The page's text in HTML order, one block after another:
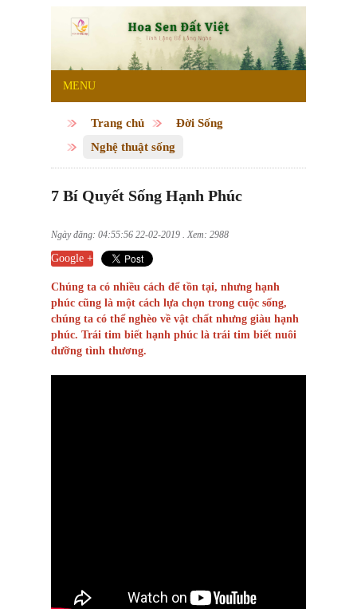
MENU
Trang chủ
Đời Sống
Nghệ thuật sống
7 Bí Quyết Sống Hạnh Phúc
Ngày đăng: 04:55:56 22-02-2019 . Xem: 2988
Google +
Chúng ta có nhiều cách để tồn tại, nhưng hạnh
phúc cũng là một cách lựa chọn trong cuộc sống,
chúng ta có thể nghèo về vật chất nhưng giàu hạnh
phúc. Trái tim biết hạnh phúc là trái tim biết nuôi
dưỡng tình thương.